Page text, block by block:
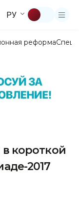
РУ
реформа
короткой
2017